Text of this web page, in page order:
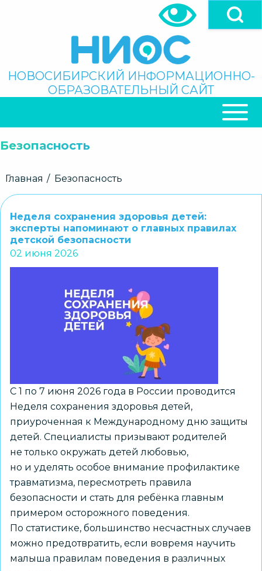
Поиск
НОВОСИБИРСКИЙ ИНФОРМАЦИОННО-
ОБРАЗОВАТЕЛЬНЫЙ САЙТ
НАВИГАЦИЯ
Безопасность
Строка
Главная Безопасность
Неделя сохранения здоровья детей:
эксперты напоминают о главных правилах
детской безопасности
02 июня 2026
С 1 по 7 июня 2026 года в России проводится
Неделя сохранения здоровья детей,
приуроченная к Международному дню защиты
детей. Специалисты призывают родителей
не только окружать детей любовью,
но и уделять особое внимание профилактике
травматизма, пересмотреть правила
безопасности и стать для ребёнка главным
примером осторожного поведения.
По статистике, большинство несчастных случаев
можно предотвратить, если вовремя научить
малыша правилам поведения в различных